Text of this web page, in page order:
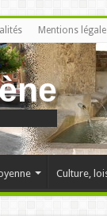
Mentions
Culture,